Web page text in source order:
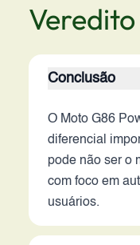
Conclusão
O Moto G86
diferencial
pode não ser o
com foco em
usuários.